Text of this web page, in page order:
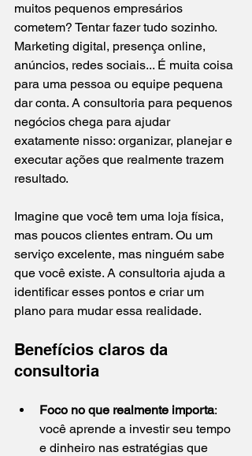
muitos pequenos empresários
cometem? Tentar fazer tudo sozinho.
Marketing digital, presença online,
anúncios, redes sociais... É muita coisa
para uma pessoa ou equipe pequena
dar conta. A consultoria para pequenos
negócios chega para ajudar
exatamente nisso: organizar, planejar e
executar ações que realmente trazem
resultado.
Imagine que você tem uma loja física,
mas poucos clientes entram. Ou um
serviço excelente, mas ninguém sabe
que você existe. A consultoria ajuda a
identificar esses pontos e criar um
plano para mudar essa realidade.
Benefícios claros da
consultoria
Foco no que realmente importa:
você aprende a investir seu tempo
e dinheiro nas estratégias que